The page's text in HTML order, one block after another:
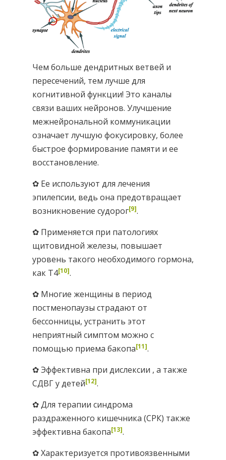
Чем больше дендритных ветвей и
пересечений, тем лучше для
когнитивной функции! Это каналы
связи ваших нейронов. Улучшение
межнейрональной коммуникации
означает лучшую фокусировку, более
быстрое формирование памяти и ее
восстановление.
✿ Ее используют для лечения
эпилепсии, ведь она предотвращает
возникновение судорог[9].
✿ Применяется при патологиях
щитовидной железы, повышает
уровень такого необходимого гормона,
как Т4[10].
✿ Многие женщины в период
постменопаузы страдают от
бессонницы, устранить этот
неприятный симптом можно с
помощью приема бакопа[11].
✿ Эффективна при дислексии , а также
СДВГ у детей[12].
✿ Для терапии синдрома
раздраженного кишечника (СРК) также
эффективна бакопа[13].
✿ Характеризуется противоязвенными